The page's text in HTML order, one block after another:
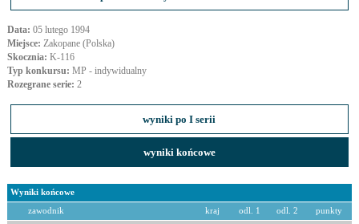
Data: 05 lutego 1994
Miejsce: Zakopane (Polska)
Skocznia: K-116
Typ konkursu: MP - indywidualny
Rozegrane serie: 2
wyniki po I serii
wyniki końcowe
Wyniki końcowe
zawodnik kraj odl. 1 odl. 2 punkty